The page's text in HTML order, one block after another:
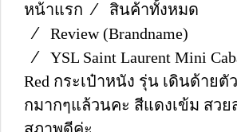
หน้าแรก
สินค้าทั้งหมด
Review (Brandname)
YSL Saint Laurent Mini
Red กระเป๋าหนัง รุ่น เดินด้ายตั
กมากๆแล้วนคะ สีแดงเข้ม สวย